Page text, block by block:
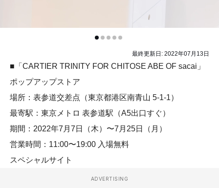
最終更新日: 2022年07月13日
■「CARTIER TRINITY FOR CHITOSE ABE OF sacai」
ポップアップストア
場所：表参道交差点（東京都港区南青山 5-1-1）
最寄駅：東京メトロ 表参道駅（A5出口すぐ）
期間：2022年7月7日（木）〜7月25日（月）
営業時間：11:00〜19:00 入場無料
スペシャルサイト
ADVERTISING